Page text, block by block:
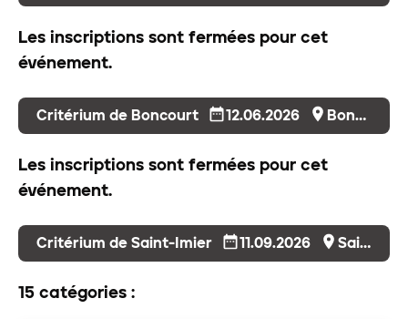
Les inscriptions sont fermées pour cet
événement.
Critérium de Boncourt 12.06.2026 Boncourt
Les inscriptions sont fermées pour cet
événement.
Critérium de Saint-Imier 11.09.2026 Saint-Imier
15 catégories :